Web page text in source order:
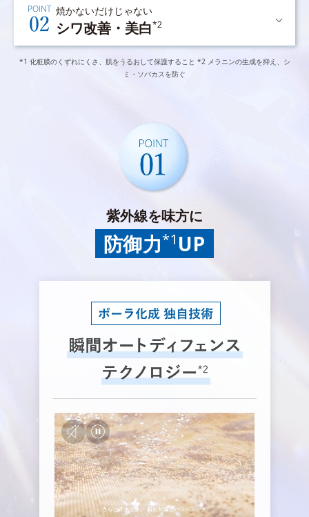
焼かないだけじゃない
シワ改善・美白*2
*1 化粧膜のくずれにくさ、肌をうるおして保護すること *2 メラニンの生成を抑え、シ
ミ・ソバカスを防ぐ
紫外線を味方に
防御力*1 UP